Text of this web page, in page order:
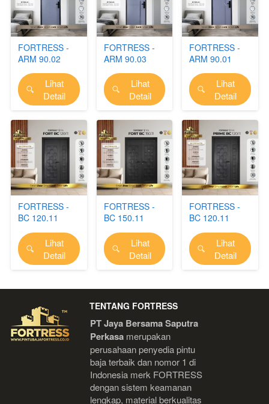
FORTRESS -
ARM 90.02
`
Lihat
Detail
FORTRESS -
ARM 90.03
`
Lihat
Detail
FORTRESS -
ARM 90.01
`
Lihat
Detail
FORTRESS -
BC 120.11
`
Lihat
Detail
FORTRESS -
BC 150.11
`
Lihat
Detail
FORTRESS -
BC 120.11
`
Lihat
Detail
TENTANG FORTRESS
PT Jaya Bersama Saputra
Perkasa merupakan
perusahaan penyedia pintu
baja terbaik dan nomor 1 di
Indonesia
dengan sistem keamanan
lengkap, material berkualitas